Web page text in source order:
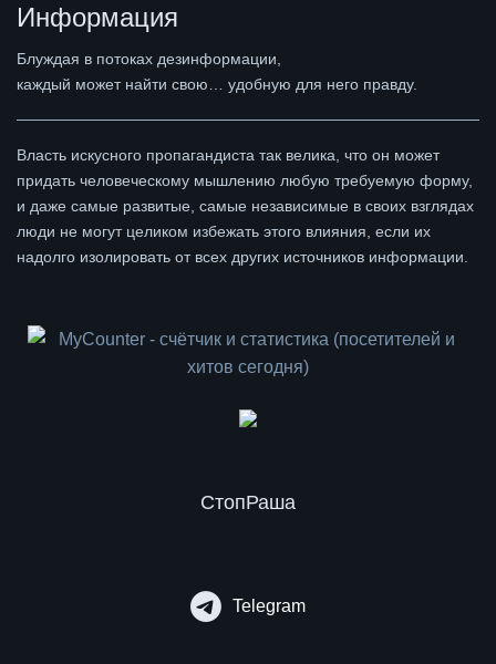
Информация
Блуждая в потоках дезинформации,
каждый может найти свою… удобную для него правду.
Власть искусного пропагандиста так велика, что он может
придать человеческому мышлению любую требуемую форму,
и даже самые развитые, самые независимые в своих взглядах
люди не могут целиком избежать этого влияния, если их
надолго изолировать от всех других источников информации.
СтопРаша
Telegram